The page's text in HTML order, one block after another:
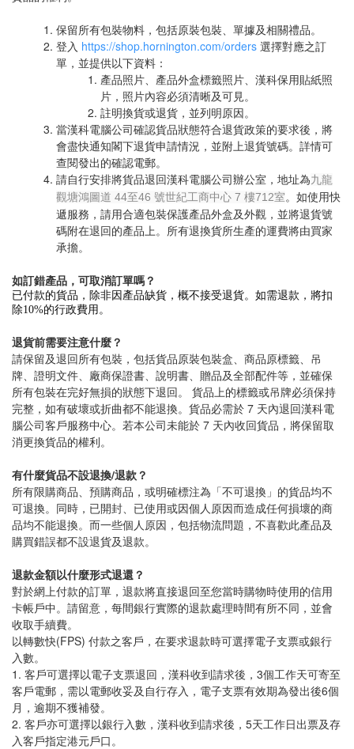
保留所有包裝物料，包括原裝包裝、單據及相關禮品。
登入 https://shop.hornington.com/orders 選擇對應之訂
單，並提供以下資料：
產品照片、產品外盒標籤照片、漢科保用貼紙照
片，照片內容必須清晰及可見。
註明換貨或退貨，並列明原因。
當漢科電腦公司確認貨品狀態符合退貨政策的要求後，將
會盡快通知閣下退貨申請情況，並附上退貨號碼。詳情可
查閱發出的確認電郵。
請自行安排將貨品退回漢科電腦公司辦公室，地址為九龍
觀塘鴻圖道 44至46 號世紀工商中心 7 樓712室。如使用快
遞服務，請用合適包裝保護產品外盒及外觀，並將退貨號
碼附在退回的產品上。所有退換貨所生產的運費將由買家
承擔。
如訂錯產品，可取消訂單嗎？
已付款的貨品，除非因產品缺貨，概不接受退貨。如需退款，將扣
除10%的行政費用。
退貨前需要注意什麼？
請保留及退回所有包裝，包括貨品原裝包裝盒、商品原標籤、吊
牌、證明文件、廠商保證書、說明書、贈品及全部配件等，並確保
所有包裝在完好無損的狀態下退回。 貨品上的標籤或吊牌必須保持
完整，如有破壞或折曲都不能退換。貨品必需於 7 天內退回漢科電
腦公司客戶服務中心。若本公司未能於 7 天內收回貨品，將保留取
消更換貨品的權利。
有什麼貨品不設退換/退款？
所有限購商品、預購商品，或明確標注為「不可退換」的貨品均不
可退換。同時，已開封、已使用或因個人原因而造成任何損壞的商
品均不能退換。而一些個人原因，包括物流問題，不喜歡此產品及
購買錯誤都不設退貨及退款。
退款金額以什麼形式退還？
對於網上付款的訂單，退款將直接退回至您當時購物時使用的信用
卡帳戶中。請留意，每間銀行實際的退款處理時間有所不同，並會
收取手續費。
以轉數快(FPS) 付款之客戶，在要求退款時可選擇電子支票或銀行
入數。
1. 客戶可選擇以電子支票退回，漢科收到請求後，3個工作天可寄至
客戶電郵，需以電郵收妥及自行存入，電子支票有效期為發出後6個
月，逾期不獲補發。
2. 客戶亦可選擇以銀行入數，漢科收到請求後，5天工作日出票及存
入客戶指定港元戶口。